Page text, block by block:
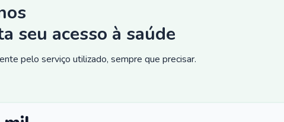
seu acesso à saúde
pelo serviço utilizado, sempre que precisar.